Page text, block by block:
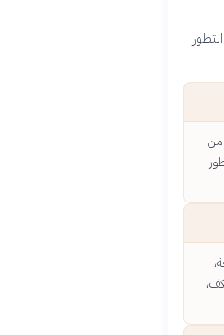
21، مما يؤثر على التطور
من